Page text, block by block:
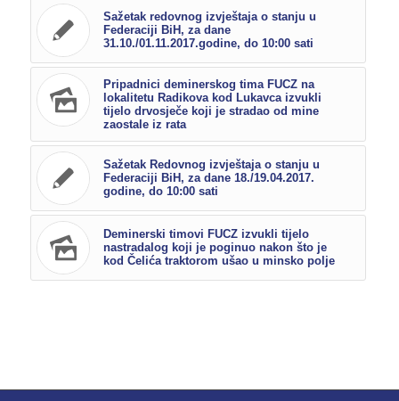
Sažetak redovnog izvještaja o stanju u
Federaciji BiH, za dane
31.10./01.11.2017.godine, do 10:00 sati
Pripadnici deminerskog tima FUCZ na
lokalitetu Radikova kod Lukavca izvukli
tijelo drvosječe koji je stradao od mine
zaostale iz rata
Sažetak Redovnog izvještaja o stanju u
Federaciji BiH, za dane 18./19.04.2017.
godine, do 10:00 sati
Deminerski timovi FUCZ izvukli tijelo
nastradalog koji je poginuo nakon što je
kod Čelića traktorom ušao u minsko polje